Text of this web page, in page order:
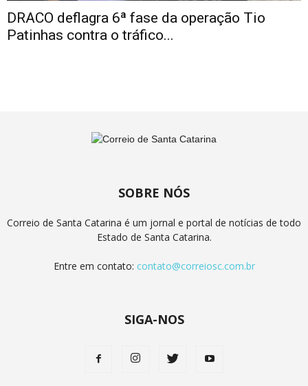
DRACO deflagra 6ª fase da operação Tio
Patinhas contra o tráfico...
SOBRE NÓS
Correio de Santa Catarina é um jornal e portal de notícias de todo
Estado de Santa Catarina.
Entre em contato: contato@correiosc.com.br
SIGA-NOS